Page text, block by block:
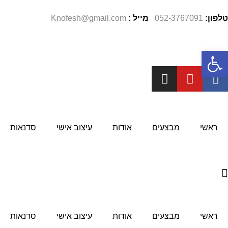
טלפון: 052-3767091 מייל :
Knofesh@gmail.com
ראשי מבצעים אודות עיצוב אישי סדנאות
ראשי מבצעים אודות עיצוב אישי סדנאות
פתח סרגל נגישות